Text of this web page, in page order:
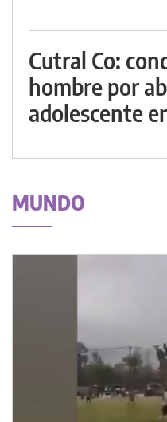
Cutral Co:
hombre por
adolescente
MUNDO